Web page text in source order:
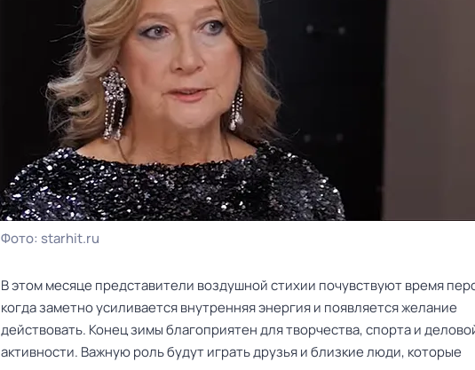
Фото: starhit.ru
В этом месяце представители воздушной стихии почувствуют время
когда заметно усиливается внутренняя энергия и появляется желание
действовать. Конец зимы благоприятен для творчества, спорта и
активности. Важную роль будут играть друзья и близкие люди, которые